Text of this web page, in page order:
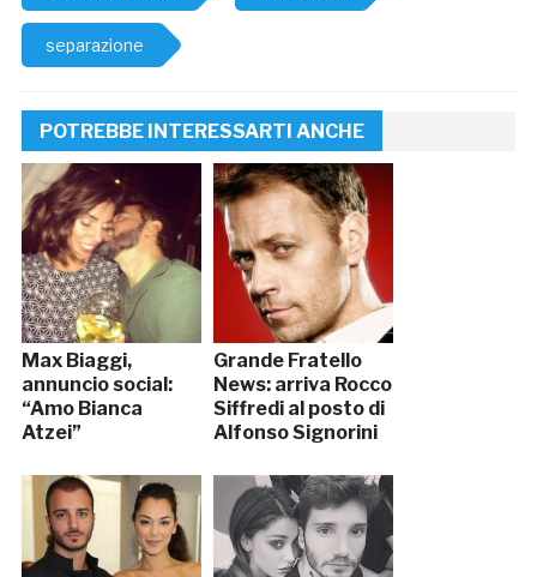
separazione
POTREBBE INTERESSARTI ANCHE
Max Biaggi,
annuncio social:
“Amo Bianca
Atzei”
Grande Fratello
News: arriva Rocco
Siffredi al posto di
Alfonso Signorini